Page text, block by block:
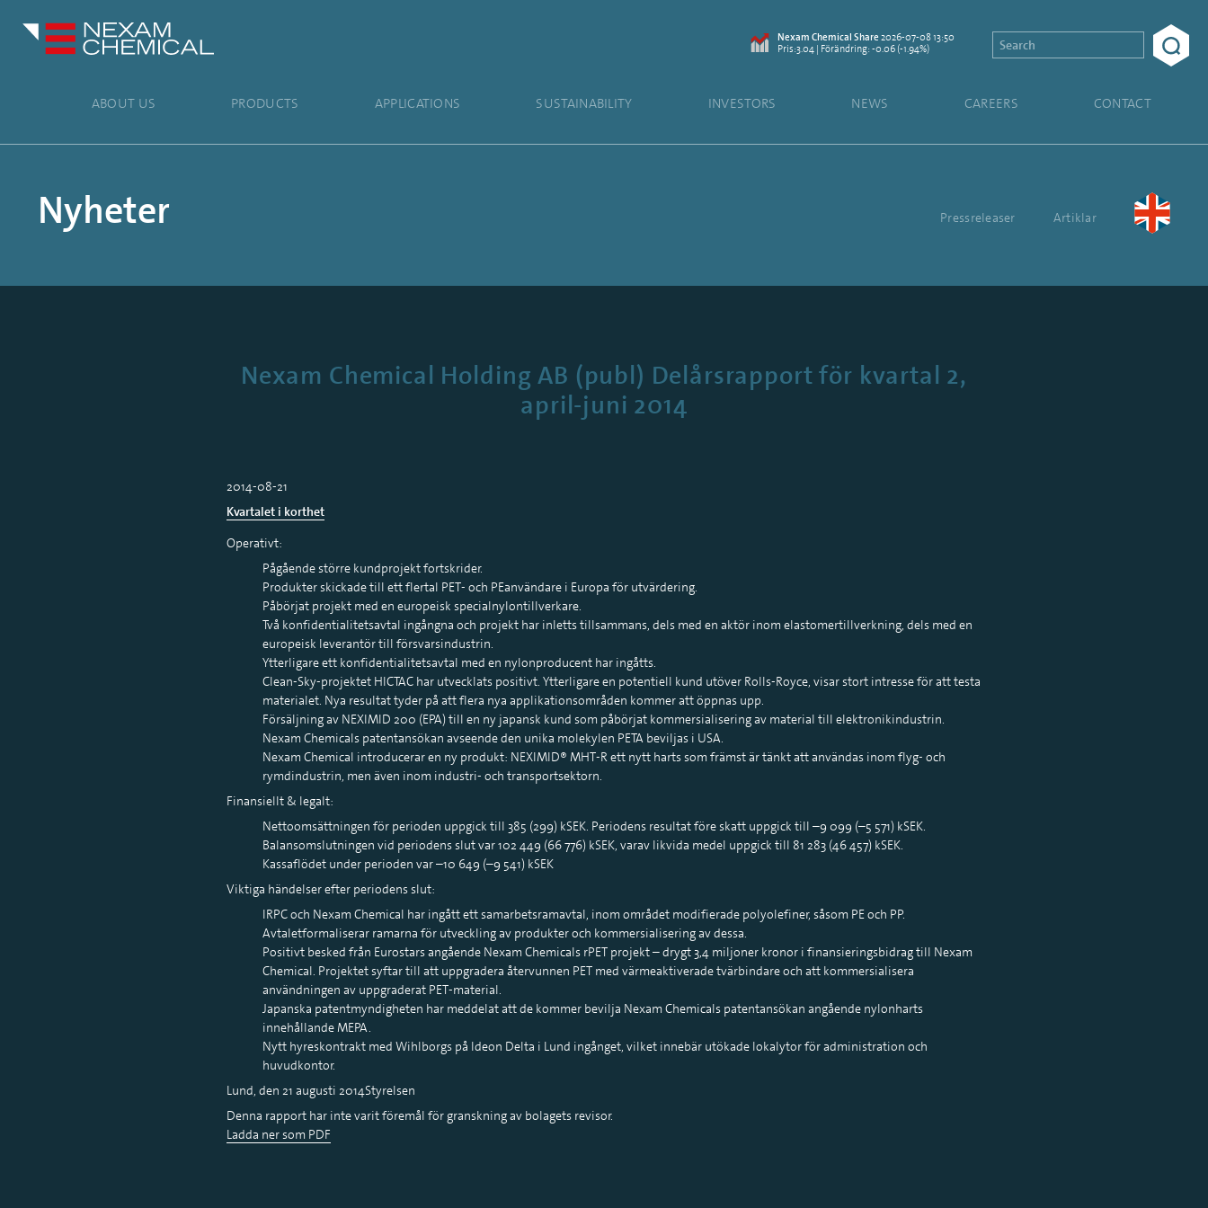
Nexam Chemical Share2026-07-08 13:50
Pris:3.04 | Förändring: -0.06 (-1.94%)
ABOUT US PRODUCTS APPLICATIONS SUSTAINABILITY INVESTORS NEWS CAREERS CONTACT
Nyheter Pressreleaser Artiklar
Nexam Chemical Holding AB (publ) Delårsrapport för kvartal 2,
april-juni 2014
2014-08-21
Kvartalet i korthet
Operativt:
Pågående större kundprojekt fortskrider.
Produkter skickade till ett flertal PET- och PEanvändare i Europa för utvärdering.
Påbörjat projekt med en europeisk specialnylontillverkare.
Två konfidentialitetsavtal ingångna och projekt har inletts tillsammans, dels med en aktör inom elastomertillverkning, dels med en
europeisk leverantör till försvarsindustrin.
Ytterligare ett konfidentialitetsavtal med en nylonproducent har ingåtts.
Clean-Sky-projektet HICTAC har utvecklats positivt. Ytterligare en potentiell kund utöver Rolls-Royce, visar stort intresse för att testa
materialet. Nya resultat tyder på att flera nya applikationsområden kommer att öppnas upp.
Försäljning av NEXIMID 200 (EPA) till en ny japansk kund som påbörjat kommersialisering av material till elektronikindustrin.
Nexam Chemicals patentansökan avseende den unika molekylen PETA beviljas i USA.
Nexam Chemical introducerar en ny produkt: NEXIMID® MHT-R ett nytt harts som främst är tänkt att användas inom flyg- och
rymdindustrin, men även inom industri- och transportsektorn.
Finansiellt & legalt:
Nettoomsättningen för perioden uppgick till 385 (299) kSEK. Periodens resultat före skatt uppgick till –9 099 (–5 571) kSEK.
Balansomslutningen vid periodens slut var 102 449 (66 776) kSEK, varav likvida medel uppgick till 81 283 (46 457) kSEK.
Kassaflödet under perioden var –10 649 (–9 541) kSEK
Viktiga händelser efter periodens slut:
IRPC och Nexam Chemical har ingått ett samarbetsramavtal, inom området modifierade polyolefiner, såsom PE och PP.
Avtaletformaliserar ramarna för utveckling av produkter och kommersialisering av dessa.
Positivt besked från Eurostars angående Nexam Chemicals rPET projekt – drygt 3,4 miljoner kronor i finansieringsbidrag till Nexam
Chemical. Projektet syftar till att uppgradera återvunnen PET med värmeaktiverade tvärbindare och att kommersialisera
användningen av uppgraderat PET-material.
Japanska patentmyndigheten har meddelat att de kommer bevilja Nexam Chemicals patentansökan angående nylonharts
innehållande MEPA.
Nytt hyreskontrakt med Wihlborgs på Ideon Delta i Lund ingånget, vilket innebär utökade lokalytor för administration och
huvudkontor.
Lund, den 21 augusti 2014Styrelsen
Denna rapport har inte varit föremål för granskning av bolagets revisor.
Ladda ner som PDF